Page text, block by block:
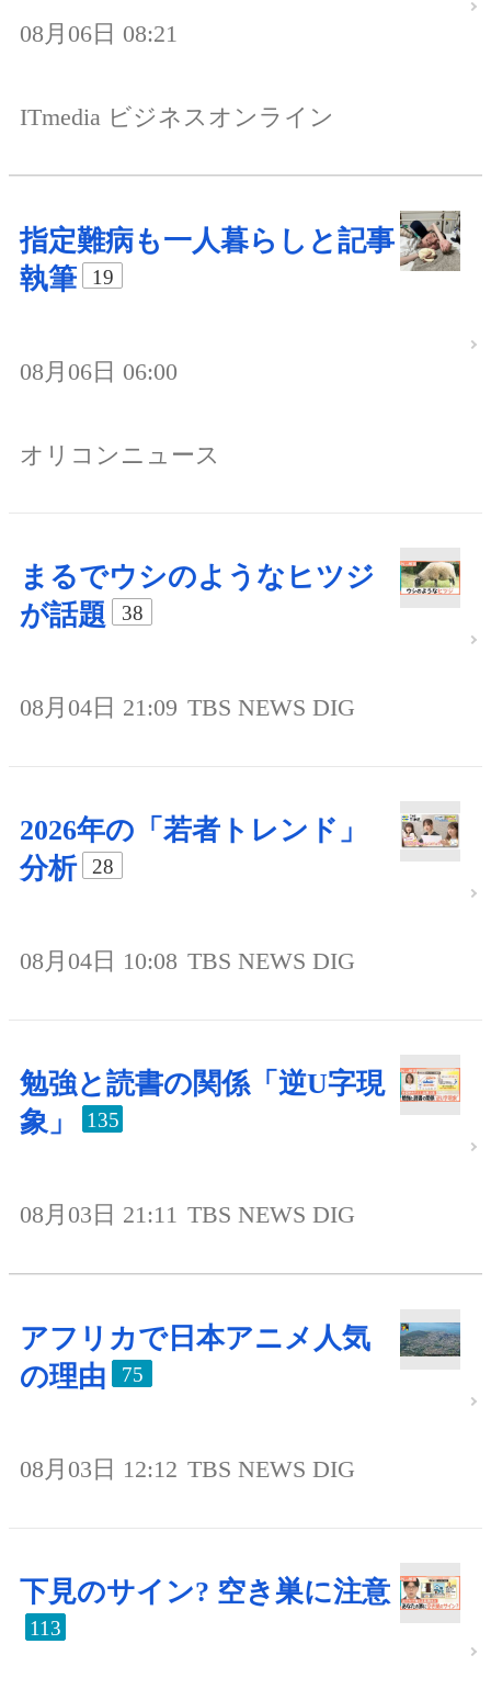
08月06日 08:21
ITmedia ビジネスオンライン
指定難病も一人暮らしと記事
執筆
19
08月06日 06:00
オリコンニュース
まるでウシのようなヒツジ
が話題
38
08月04日 21:09 TBS NEWS DIG
2026年の「若者トレンド」
分析
28
08月04日 10:08 TBS NEWS DIG
勉強と読書の関係「逆U字現
象」
135
08月03日 21:11 TBS NEWS DIG
アフリカで日本アニメ人気
の理由
75
08月03日 12:12 TBS NEWS DIG
下見のサイン? 空き巣に注意
113